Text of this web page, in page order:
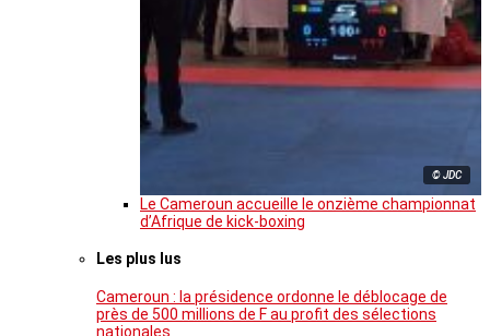
© JDC
Le Cameroun accueille le onzième championnat
d’Afrique de kick-boxing
Les plus lus
Cameroun : la présidence ordonne le déblocage de
près de 500 millions de F au profit des sélections
nationales